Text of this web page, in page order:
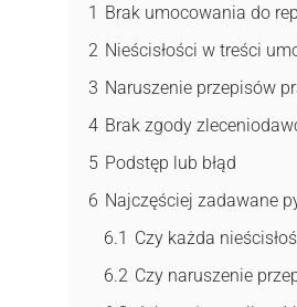
1 Brak umocowania do
2 Nieścisłości w treści
3 Naruszenie przepisów
4 Brak zgody
5 Podstęp lub błąd
6 Najczęściej zadawane
6.1 Czy każda
6.2 Czy naruszenie